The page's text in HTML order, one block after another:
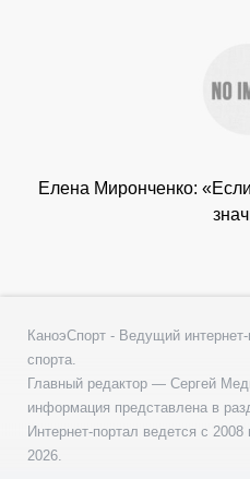
Елена Миронченко:
КаноэСпорт - Ведущий
спорта.
Главный редактор — Сергей
информация представлена в
Интернет-портал ведется с
2026.